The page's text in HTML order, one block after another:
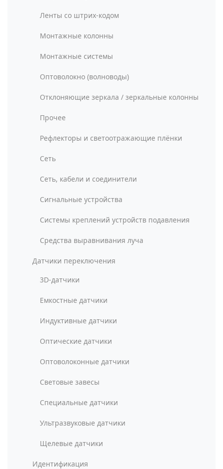
Ленты со штрих-кодом
Монтажные колонны
Монтажные системы
Оптоволокно (волноводы)
Отклоняющие зеркала / зеркальные колонны
Прочее
Рефлекторы и светоотражающие плёнки
Сеть
Сеть, кабели и соединители
Сигнальные устройства
Системы креплений устройств подавления
Средства выравнивания луча
Датчики переключения
3D-датчики
Емкостные датчики
Индуктивные датчики
Оптические датчики
Оптоволоконные датчики
Световые завесы
Специальные датчики
Ультразвуковые датчики
Щелевые датчики
Идентификация